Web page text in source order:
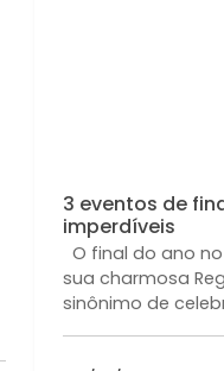
3 eventos de
imperdíveis
O final do ano
sua charmosa
sinônimo de